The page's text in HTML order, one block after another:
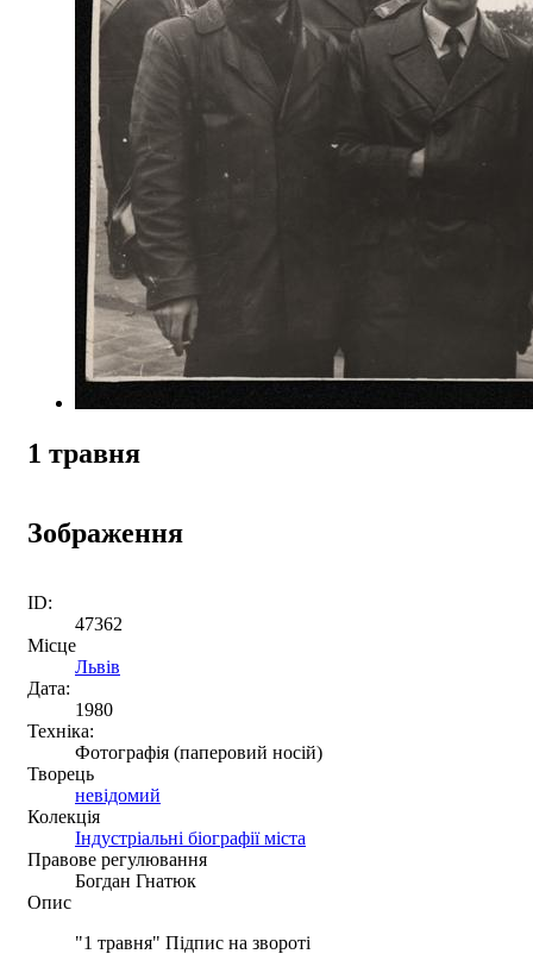
1 травня
Зображення
ID:
47362
Місце
Львів
Дата:
1980
Техніка:
Фотографія (паперовий носій)
Творець
невідомий
Колекція
Індустріальні біографії міста
Правове регулювання
Богдан Гнатюк
Опис
"1 травня" Підпис на звороті